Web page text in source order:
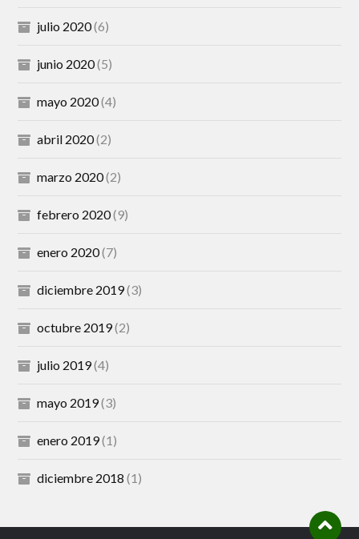
julio 2020(6)
junio 2020(5)
mayo 2020(4)
abril 2020(2)
marzo 2020(2)
febrero 2020(9)
enero 2020(7)
diciembre 2019(3)
octubre 2019(2)
julio 2019(4)
mayo 2019(3)
enero 2019(1)
diciembre 2018 (1)